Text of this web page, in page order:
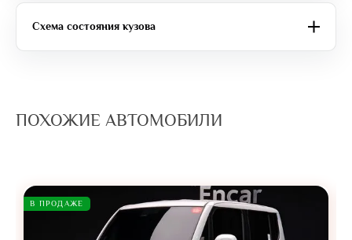
Схема состояния кузова
ПОХОЖИЕ АВТОМОБИЛИ
В ПРОДАЖЕ